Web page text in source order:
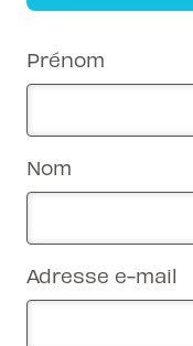
Prénom
Nom
Adresse e-mail